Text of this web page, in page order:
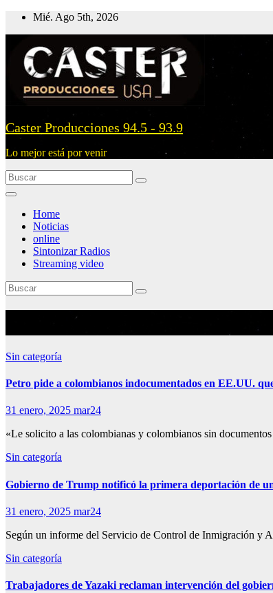
Mié. Ago 5th, 2026
Caster Producciones 94.5 - 93.9
Lo mejor está por venir
Home
Noticias
online
Sintonizar Radios
Streaming video
enero 2025
Sin categoría
Petro pide a colombianos indocumentados en EE.UU.
31 enero, 2025 mar24
«Le solicito a las colombianas y colombianos sin
Sin categoría
Gobierno de Trump notificó la primera deportación de
31 enero, 2025 mar24
Según un informe del Servicio de Control de Inmigración y
Sin categoría
Trabajadores de Yazaki reclaman intervención del